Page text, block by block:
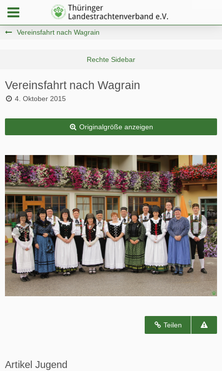
Vereinsfahrt nach Wagrain
Vereinsfahrt nach Wagrain
4. Oktober 2015
Originalgröße anzeigen
Teilen
Artikel Jugend